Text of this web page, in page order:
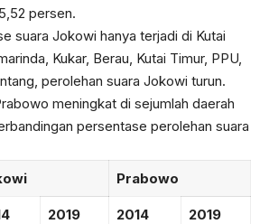
persen.
suara Jokowi hanya terjadi di Kutai
Kukar, Berau, Kutai Timur, PPU,
perolehan suara Jokowi turun.
meningkat di sejumlah daerah
persentase perolehan suara
Prabowo
2019
2014
2019